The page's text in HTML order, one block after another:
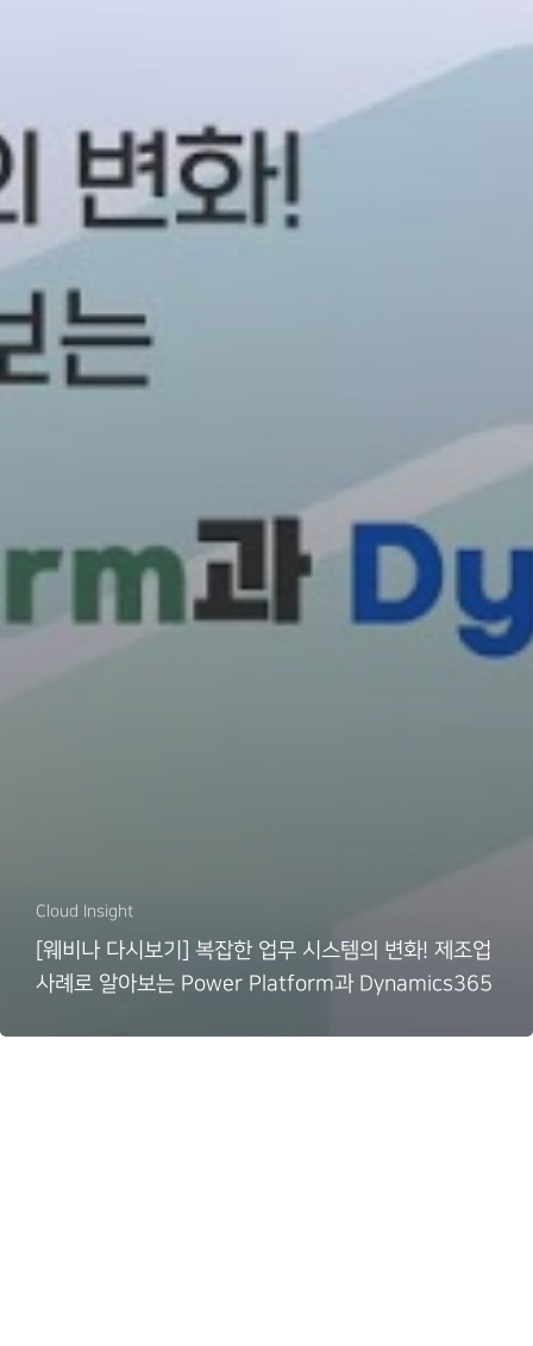
Cloud Insight
[웨비나 다시보기] 복잡한 업무 시스템의 변화! 제조업
사례로 알아보는 Power Platform과 Dynamics365